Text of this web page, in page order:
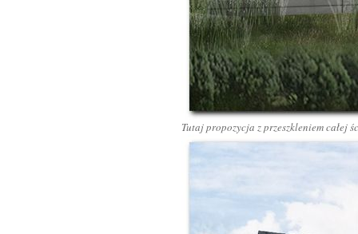
Tutaj propozycja z przeszkleniem całej